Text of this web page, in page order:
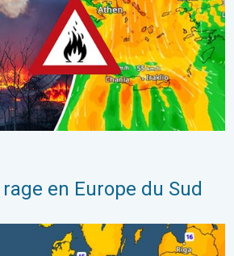
en Europe du Sud
en perspective. Europe occidentale. . .